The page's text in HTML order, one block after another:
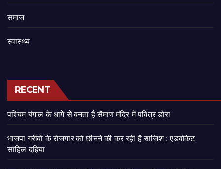
समाज
स्वास्थ्य
RECENT
पश्चिम बंगाल के धागे से बनता है सैमाण मंदिर में पवित्र डोरा
भाजपा गरीबों के रोजगार को छीनने की कर रही है साजिश : एडवोकेट
साहिल दहिया